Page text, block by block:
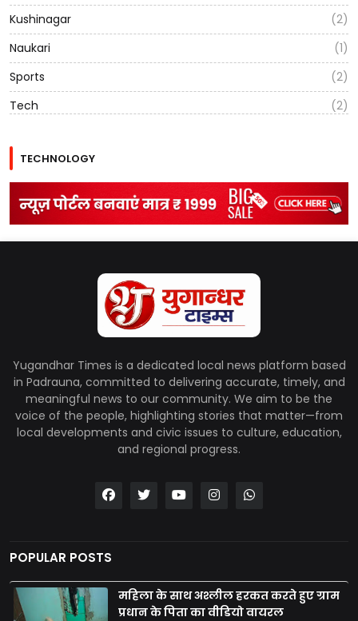
Kushinagar
(2)
Naukari
(1)
Sports
(2)
Tech
(2)
TECHNOLOGY
Yugandhar Times is a dedicated local news platform based
in Padrauna, committed to delivering accurate, timely, and
meaningful news to our community. We aim to be the
voice of the people, highlighting stories that matter—from
local developments and civic issues to culture, education,
and regional progress.
POPULAR POSTS
महिला के साथ अश्लील हरकत करते हुए ग्राम
प्रधान के पिता का वीडियो वायरल